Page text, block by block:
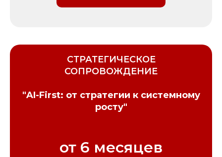
СТРАТЕГИЧЕСКОЕ
СОПРОВОЖДЕНИЕ
"AI-First: от стратегии к системному
росту"
от 6 месяцев